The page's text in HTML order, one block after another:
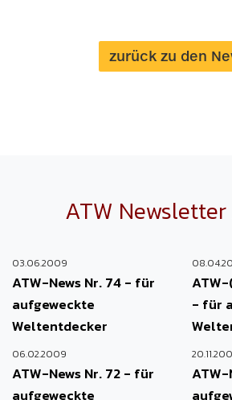
zurück zu den
ATW
03.06.2009
ATW-News Nr. 74 - für
aufgeweckte
Weltentdecker
ATW-
- für
06.02.2009
ATW-News Nr. 72 - für
aufgeweckte
ATW-